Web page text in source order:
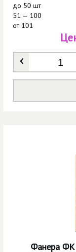
до 50 шт
51 — 100
от101
Фанера